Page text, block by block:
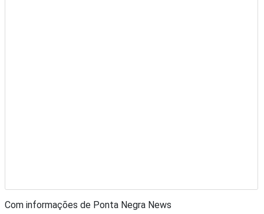
Com informações de Ponta Negra News